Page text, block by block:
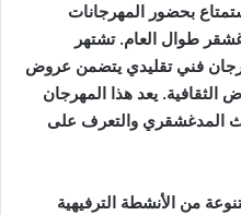
بحضور المهرجانات
طوال العام. تشتهر
فني تقليدي يتضمن عروض
الثقافية. يعد هذا المهرجان
المدغشقري والتعرف على
من الأنشطة الترفيهية